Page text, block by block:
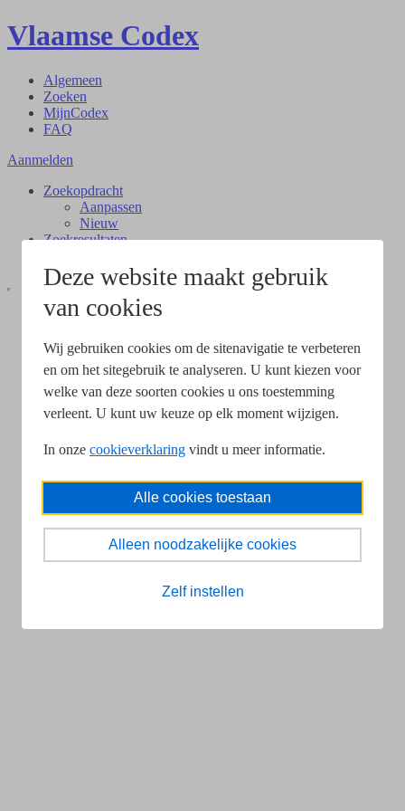
Deze website maakt gebruik
van cookies
Wij gebruiken cookies om de sitenavigatie te verbeteren
en om het sitegebruik te analyseren. U kunt kiezen voor
welke van deze soorten cookies u ons toestemming
verleent. U kunt uw keuze op elk moment wijzigen.
In onze cookieverklaring vindt u meer informatie.
Alle cookies toestaan
Alleen noodzakelijke cookies
Zelf instellen
Vlaamse Codex
Algemeen
Zoeken
MijnCodex
FAQ
Aanmelden
Zoekopdracht
Aanpassen
Nieuw
Zoekresultaten